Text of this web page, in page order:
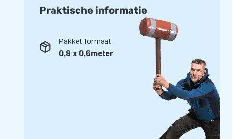
Praktische informatie
Pakket formaat
0,8 x 0,6meter